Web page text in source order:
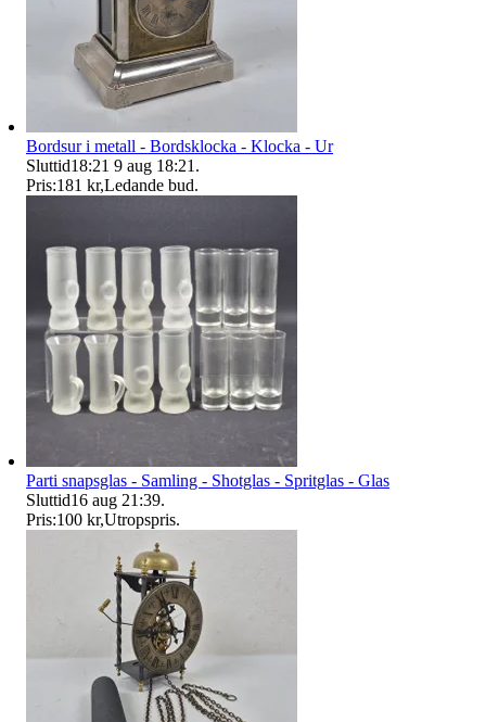
Bordsur i metall - Bordsklocka - Klocka - Ur
Sluttid18:21 9 aug 18:21 .
Pris:181 kr,Ledande bud.
Parti snapsglas - Samling - Shotglas - Spritglas - Glas
Sluttid16 aug 21:39.
Pris:100 kr,Utropspris.